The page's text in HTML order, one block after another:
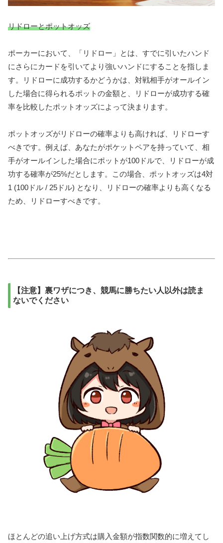
リドローとポットオッズ
ポーカーにおいて、「リドロー」とは、すでに引いたハンド
にさらにカードを引いてより強いハンドにすることを指しま
す。リドローに成功するかどうかは、対戦相手がオールイン
した場合に得られるポットの金額と、リドローが成功する確
率を比較したポットオッズによって決まります。
ポットオッズがリドローの確率よりも高ければ、リドローす
べきです。例えば、あなたがポケットペアを持っていて、相
手がオールインした場合にポットが100ドルで、リドローが成
功する確率が25%だとします。この場合、ポットオッズは4対
1 (100ドル / 25ドル) となり、リドローの確率よりも高くなる
ため、リドローすべきです。
【注意】裏ワザにつき、競馬に勝ちたい人以外は読ま
ないでください
ほとんどの追い上げ方式は購入金額が指数関数的に増えてし